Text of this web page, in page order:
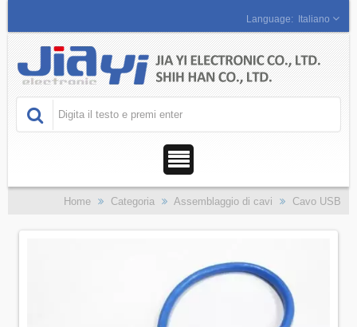
Italiano
Home Categoria Assemblaggio di cavi Cavo USB